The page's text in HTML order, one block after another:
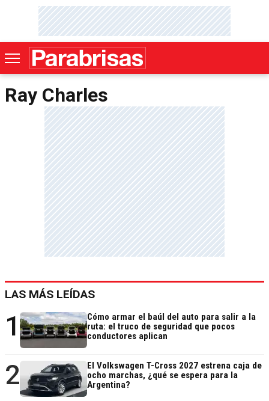
Ray Charles
LAS MÁS LEÍDAS
1
Cómo armar el baúl del auto para salir a la
ruta: el truco de seguridad que pocos
conductores aplican
2
El Volkswagen T-Cross 2027 estrena caja de
ocho marchas, ¿qué se espera para la
Argentina?